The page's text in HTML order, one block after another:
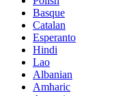
Basque
Catalan
Esperanto
Hindi
Lao
Albanian
Amharic